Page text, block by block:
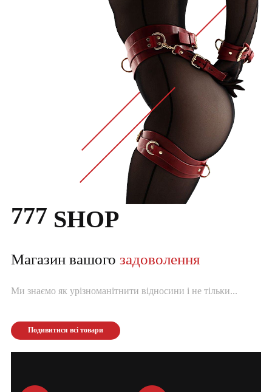
777 SHOP
Магазин вашого задоволення
Ми знаємо як урізноманітнити відносини і не тільки...
Подивитися всі товари